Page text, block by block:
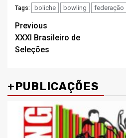
Tags: boliche bowling federação
Post
navigation
Previous
XXXI Brasileiro de
Seleções
+PUBLICAÇÕES